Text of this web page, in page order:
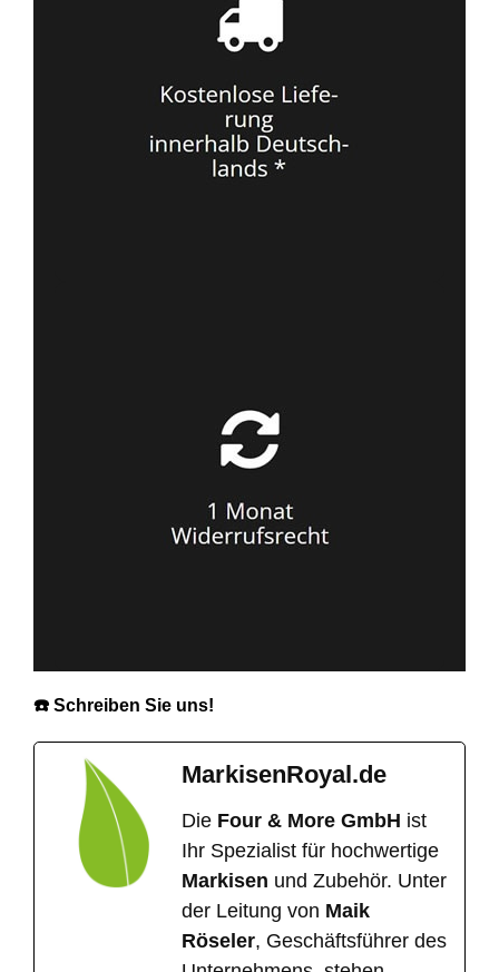
☎️ Schreiben Sie uns!
MarkisenRoyal.de
Die Four & More GmbH ist
Ihr Spezialist für hochwertige
Markisen und Zubehör. Unter
der Leitung von Maik
Röseler, Geschäftsführer des